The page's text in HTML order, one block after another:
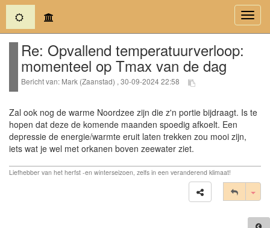
(current)
Re: Opvallend temperatuurverloop:
momenteel op Tmax van de dag
Bericht van: Mark (Zaanstad) , 30-09-2024 22:58
Zal ook nog de warme Noordzee zijn die z'n portie bijdraagt. Is te
hopen dat deze de komende maanden spoedig afkoelt. Een
depressie de energie/warmte eruit laten trekken zou mooi zijn,
iets wat je wel met orkanen boven zeewater ziet.
Liefhebber van het herfst -en winterseizoen, zelfs in een veranderend klimaat!